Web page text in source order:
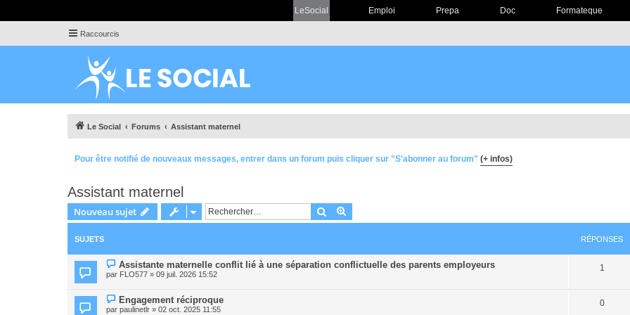
LeSocial Emploi Prepa Doc Formateque
Raccourcis
Le Social Forums Assistant maternel
Pour être notifié de nouveaux messages, entrer dans un forum puis cliquer sur "S'abonner au forum" (+ infos)
Assistant maternel
Nouveau sujet Rechercher
SUJETS RÉPONSES
Assistante maternelle conflit lié à une séparation conflictuelle des parents employeurs
par FLO577 » 09 juil. 2026 15:52
1
Engagement réciproque
par paulinetlr » 02 oct. 2025 11:55
0